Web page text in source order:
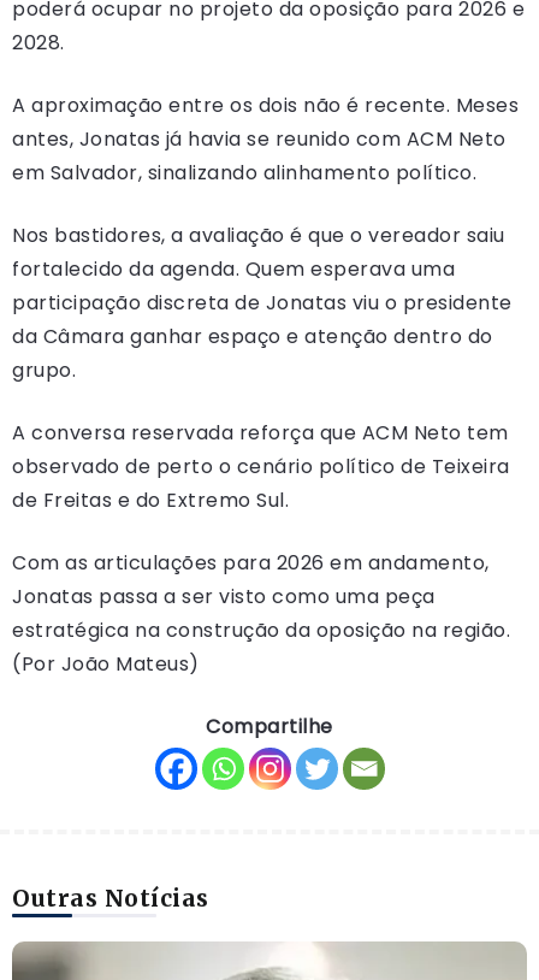
poderá ocupar no projeto da oposição para 2026 e
2028.
A aproximação entre os dois não é recente. Meses
antes, Jonatas já havia se reunido com ACM Neto
em Salvador, sinalizando alinhamento político.
Nos bastidores, a avaliação é que o vereador saiu
fortalecido da agenda. Quem esperava uma
participação discreta de Jonatas viu o presidente
da Câmara ganhar espaço e atenção dentro do
grupo.
A conversa reservada reforça que ACM Neto tem
observado de perto o cenário político de Teixeira
de Freitas e do Extremo Sul.
Com as articulações para 2026 em andamento,
Jonatas passa a ser visto como uma peça
estratégica na construção da oposição na região.
(Por João Mateus)
Compartilhe
Outras Notícias